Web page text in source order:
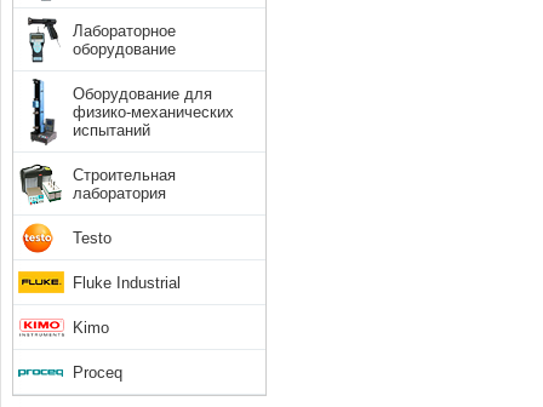
Лабораторное
оборудование
Оборудование для
физико-механических
испытаний
Строительная
лаборатория
Testo
Fluke Industrial
Kimo
Proceq